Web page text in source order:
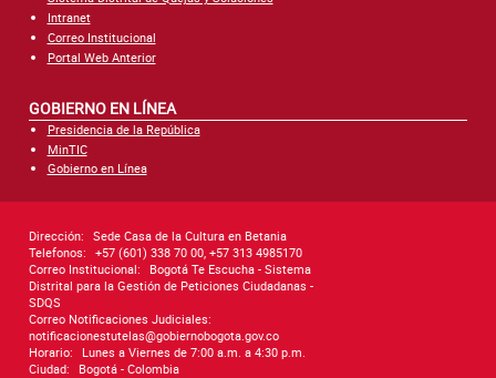
Intranet
Correo Institucional
Portal Web Anterior
GOBIERNO EN LÍNEA
Presidencia de la República
MinTIC
Gobierno en Línea
Dirección: Sede Casa de la Cultura en Betania
Telefonos: +57 (601) 338 70 00, +57 313 4985170
Correo Institucional:
Bogotá Te Escucha - Sistema
Distrital para la Gestión de Peticiones Ciudadanas -
SDQS
Correo Notificaciones Judiciales:
notificacionestutelas@gobiernobogota.gov.co
Horario:
Lunes a Viernes de 7:00 a.m. a 4:30 p.m.
Ciudad:
Bogotá - Colombia